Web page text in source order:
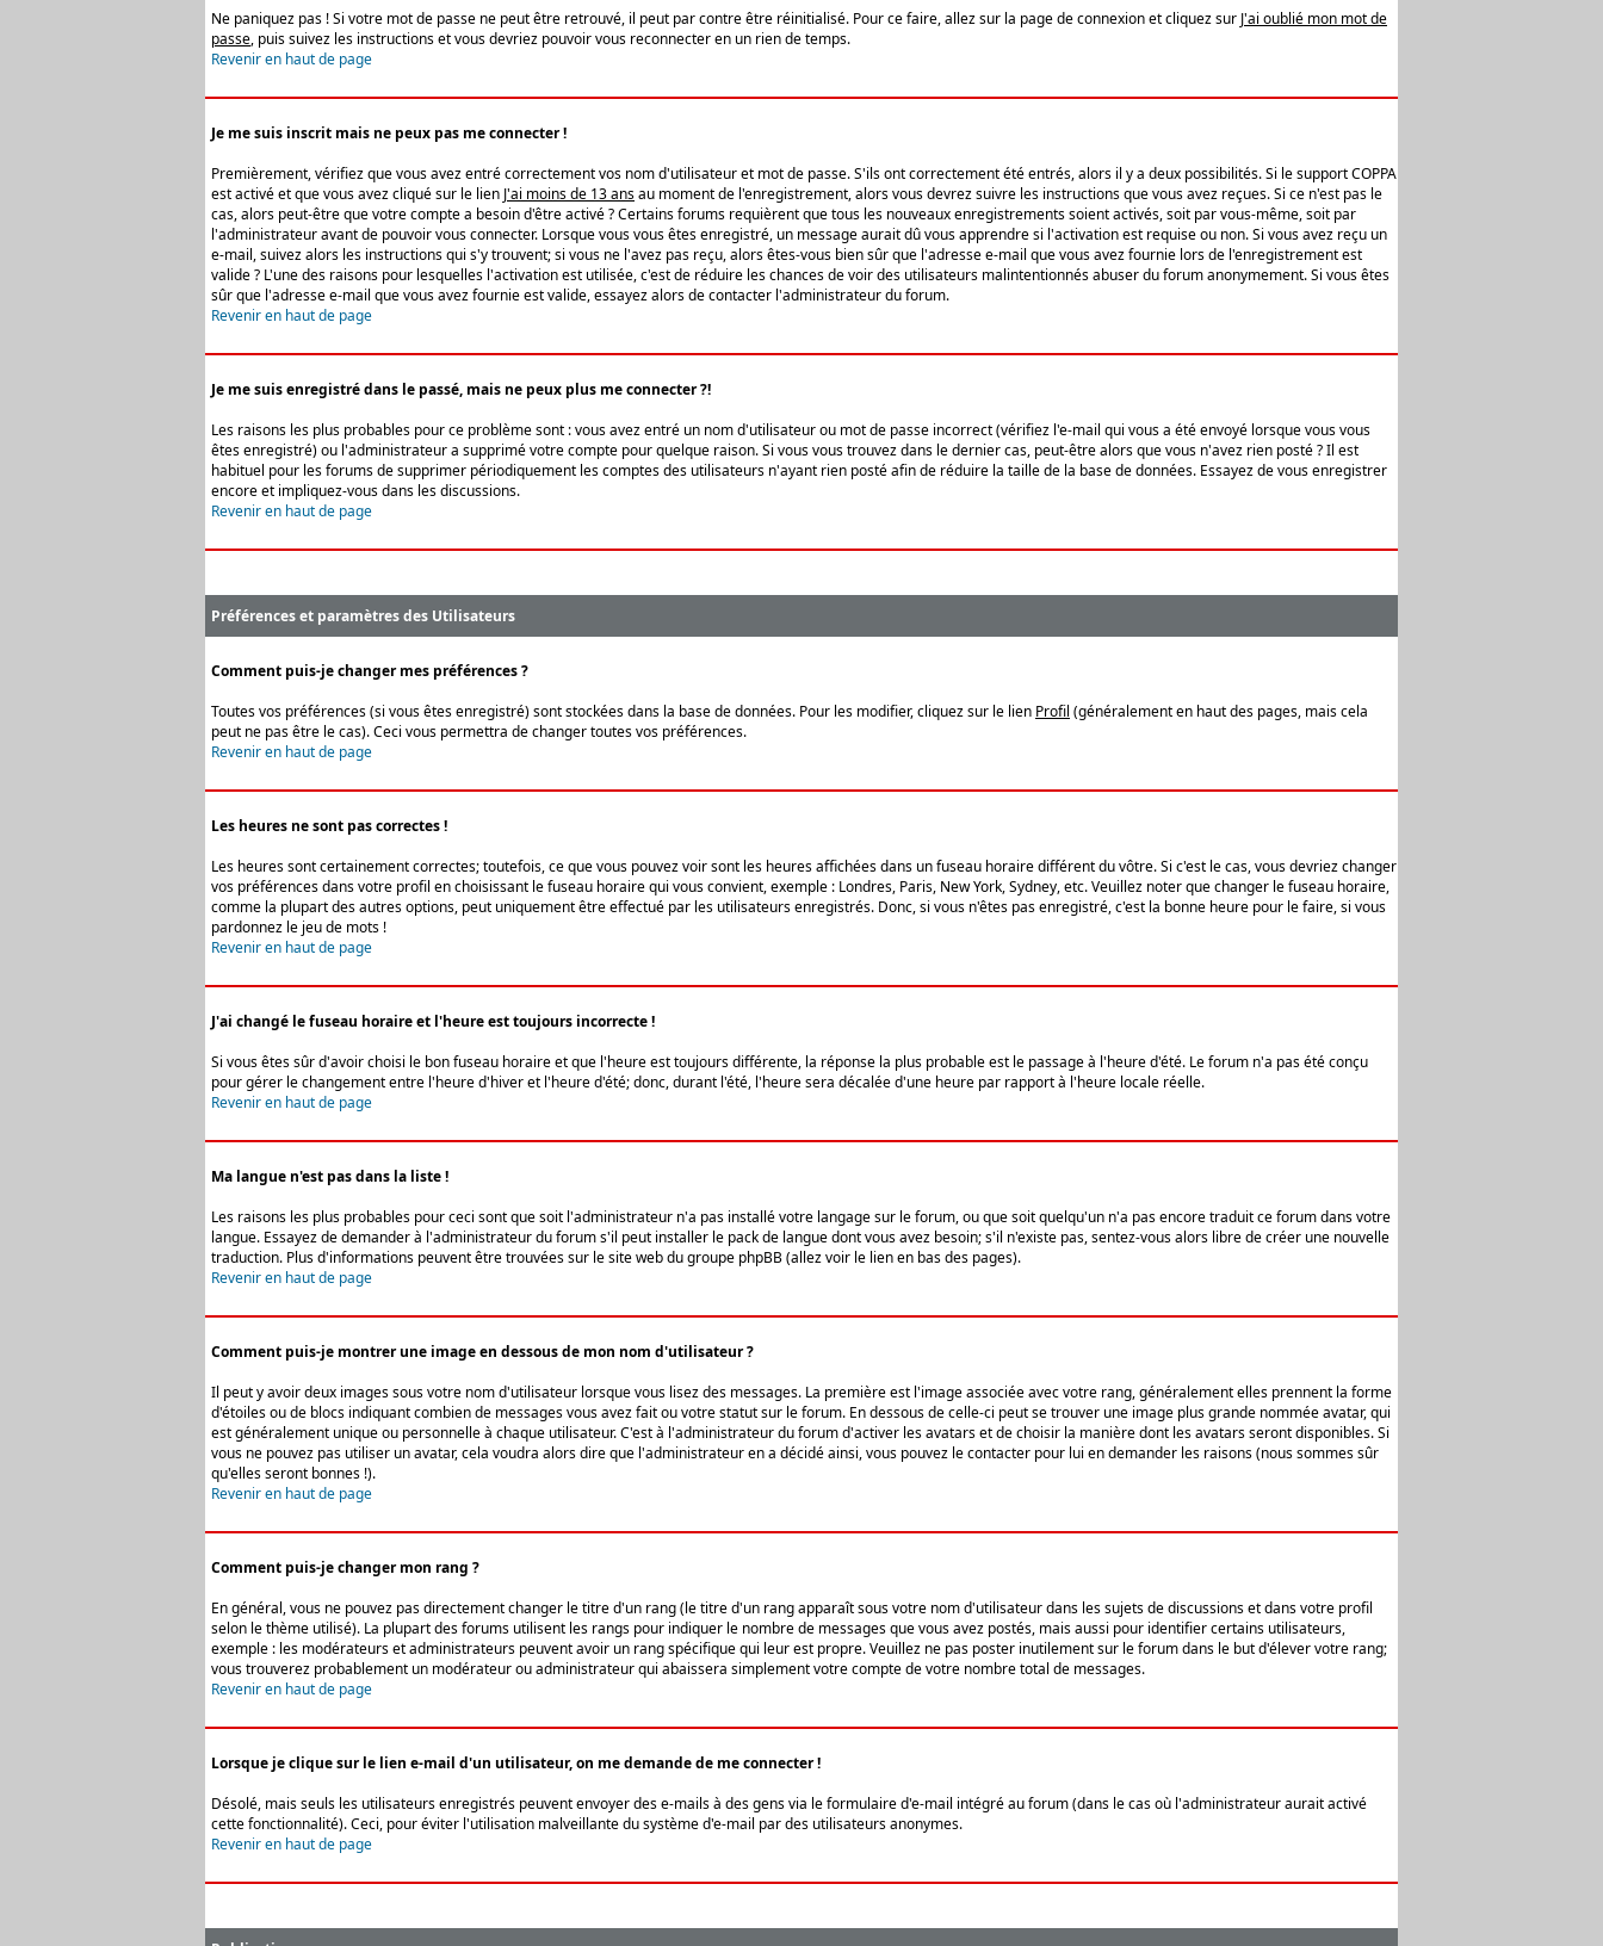
Ne paniquez pas ! Si votre mot de passe ne peut être retrouvé, il peut par contre être réinitialisé. Pour ce faire, allez sur la page de connexion et cliquez sur J'ai oublié mon mot de
passe, puis suivez les instructions et vous devriez pouvoir vous reconnecter en un rien de temps.
Revenir en haut de page
Je me suis inscrit mais ne peux pas me connecter !
Premièrement, vérifiez que vous avez entré correctement vos nom d'utilisateur et mot de passe. S'ils ont correctement été entrés, alors il y a deux possibilités. Si le support COPPA
est activé et que vous avez cliqué sur le lien J'ai moins de 13 ansau moment de l'enregistrement, alors vous devrez suivre les instructions que vous avez reçues. Si ce n'est pas le
cas, alors peut-être que votre compte a besoin d'être activé ? Certains forums requièrent que tous les nouveaux enregistrements soient activés, soit par vous-même, soit par
l'administrateur avant de pouvoir vous connecter. Lorsque vous vous êtes enregistré, un message aurait dû vous apprendre si l'activation est requise ou non. Si vous avez reçu un
e-mail, suivez alors les instructions qui s'y trouvent; si vous ne l'avez pas reçu, alors êtes-vous bien sûr que l'adresse e-mail que vous avez fournie lors de l'enregistrement est
valide ? L'une des raisons pour lesquelles l'activation est utilisée, c'est de réduire les chances de voir des utilisateurs malintentionnés abuser du forum anonymement. Si vous êtes
sûr que l'adresse e-mail que vous avez fournie est valide, essayez alors de contacter l'administrateur du forum.
Revenir en haut de page
Je me suis enregistré dans le passé, mais ne peux plus me connecter ?!
Les raisons les plus probables pour ce problème sont : vous avez entré un nom d'utilisateur ou mot de passe incorrect (vérifiez l'e-mail qui vous a été envoyé lorsque vous vous
êtes enregistré) ou l'administrateur a supprimé votre compte pour quelque raison. Si vous vous trouvez dans le dernier cas, peut-être alors que vous n'avez rien posté ? Il est
habituel pour les forums de supprimer périodiquement les comptes des utilisateurs n'ayant rien posté afin de réduire la taille de la base de données. Essayez de vous enregistrer
encore et impliquez-vous dans les discussions.
Revenir en haut de page
Préférences et paramètres des Utilisateurs
Comment puis-je changer mes préférences ?
Toutes vos préférences (si vous êtes enregistré) sont stockées dans la base de données. Pour les modifier, cliquez sur le lien Profil (généralement en haut des pages, mais cela
peut ne pas être le cas). Ceci vous permettra de changer toutes vos préférences.
Revenir en haut de page
Les heures ne sont pas correctes !
Les heures sont certainement correctes; toutefois, ce que vous pouvez voir sont les heures affichées dans un fuseau horaire différent du vôtre. Si c'est le cas, vous devriez changer
vos préférences dans votre profil en choisissant le fuseau horaire qui vous convient, exemple : Londres, Paris, New York, Sydney, etc. Veuillez noter que changer le fuseau horaire,
comme la plupart des autres options, peut uniquement être effectué par les utilisateurs enregistrés. Donc, si vous n'êtes pas enregistré, c'est la bonne heure pour le faire, si vous
pardonnez le jeu de mots !
Revenir en haut de page
J'ai changé le fuseau horaire et l'heure est toujours incorrecte !
Si vous êtes sûr d'avoir choisi le bon fuseau horaire et que l'heure est toujours différente, la réponse la plus probable est le passage à l'heure d'été. Le forum n'a pas été conçu
pour gérer le changement entre l'heure d'hiver et l'heure d'été; donc, durant l'été, l'heure sera décalée d'une heure par rapport à l'heure locale réelle.
Revenir en haut de page
Ma langue n'est pas dans la liste !
Les raisons les plus probables pour ceci sont que soit l'administrateur n'a pas installé votre langage sur le forum, ou que soit quelqu'un n'a pas encore traduit ce forum dans votre
langue. Essayez de demander à l'administrateur du forum s'il peut installer le pack de langue dont vous avez besoin; s'il n'existe pas, sentez-vous alors libre de créer une nouvelle
traduction. Plus d'informations peuvent être trouvées sur le site web du groupe phpBB (allez voir le lien en bas des pages).
Revenir en haut de page
Comment puis-je montrer une image en dessous de mon nom d'utilisateur ?
Il peut y avoir deux images sous votre nom d'utilisateur lorsque vous lisez des messages. La première est l'image associée avec votre rang, généralement elles prennent la forme
d'étoiles ou de blocs indiquant combien de messages vous avez fait ou votre statut sur le forum. En dessous de celle-ci peut se trouver une image plus grande nommée avatar, qui
est généralement unique ou personnelle à chaque utilisateur. C'est à l'administrateur du forum d'activer les avatars et de choisir la manière dont les avatars seront disponibles. Si
vous ne pouvez pas utiliser un avatar, cela voudra alors dire que l'administrateur en a décidé ainsi, vous pouvez le contacter pour lui en demander les raisons (nous sommes sûr
qu'elles seront bonnes !).
Revenir en haut de page
Comment puis-je changer mon rang ?
En général, vous ne pouvez pas directement changer le titre d'un rang (le titre d'un rang apparaît sous votre nom d'utilisateur dans les sujets de discussions et dans votre profil
selon le thème utilisé). La plupart des forums utilisent les rangs pour indiquer le nombre de messages que vous avez postés, mais aussi pour identifier certains utilisateurs,
exemple : les modérateurs et administrateurs peuvent avoir un rang spécifique qui leur est propre. Veuillez ne pas poster inutilement sur le forum dans le but d'élever votre rang;
vous trouverez probablement un modérateur ou administrateur qui abaissera simplement votre compte de votre nombre total de messages.
Revenir en haut de page
Lorsque je clique sur le lien e-mail d'un utilisateur, on me demande de me connecter !
Désolé, mais seuls les utilisateurs enregistrés peuvent envoyer des e-mails à des gens via le formulaire d'e-mail intégré au forum (dans le cas où l'administrateur aurait activé
cette fonctionnalité). Ceci, pour éviter l'utilisation malveillante du système d'e-mail par des utilisateurs anonymes.
Revenir en haut de page